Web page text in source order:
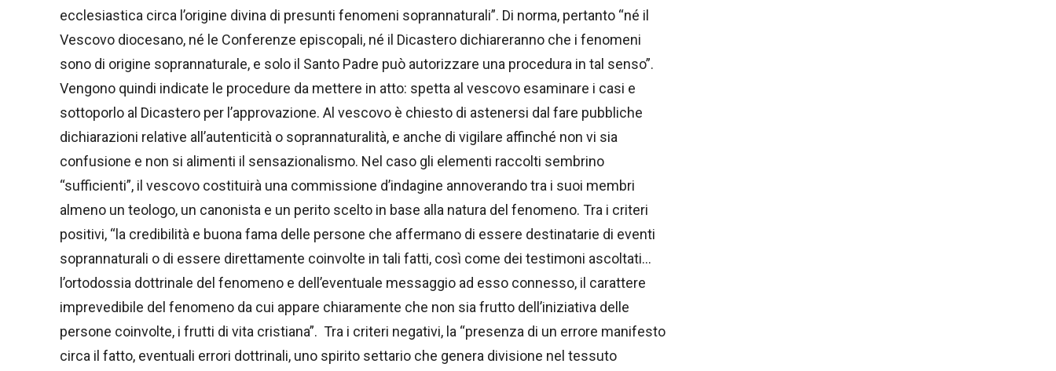
ecclesiastica circa l’origine divina di presunti fenomeni soprannaturali”. Di norma, pertanto “né il
Vescovo diocesano, né le Conferenze episcopali, né il Dicastero dichiareranno che i fenomeni
sono di origine soprannaturale, e solo il Santo Padre può autorizzare una procedura in tal senso”.
Vengono quindi indicate le procedure da mettere in atto: spetta al vescovo esaminare i casi e
sottoporlo al Dicastero per l’approvazione. Al vescovo è chiesto di astenersi dal fare pubbliche
dichiarazioni relative all’autenticità o soprannaturalità, e anche di vigilare affinché non vi sia
confusione e non si alimenti il sensazionalismo. Nel caso gli elementi raccolti sembrino
“sufficienti”, il vescovo costituirà una commissione d’indagine annoverando tra i suoi membri
almeno un teologo, un canonista e un perito scelto in base alla natura del fenomeno. Tra i criteri
positivi, “la credibilità e buona fama delle persone che affermano di essere destinatarie di eventi
soprannaturali o di essere direttamente coinvolte in tali fatti, così come dei testimoni ascoltati…
l’ortodossia dottrinale del fenomeno e dell’eventuale messaggio ad esso connesso, il carattere
imprevedibile del fenomeno da cui appare chiaramente che non sia frutto dell’iniziativa delle
persone coinvolte, i frutti di vita cristiana”. Tra i criteri negativi, la “presenza di un errore manifesto
circa il fatto, eventuali errori dottrinali, uno spirito settario che genera divisione nel tessuto